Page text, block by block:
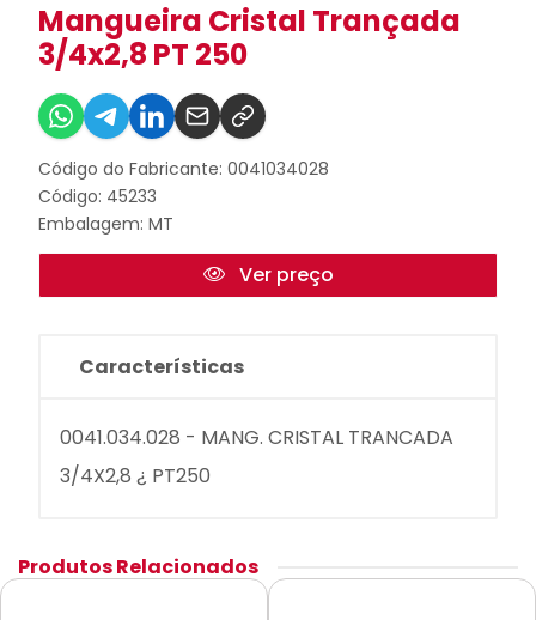
Mangueira Cristal Trançada
3/4x2,8 PT 250
Código do Fabricante: 0041034028
Código: 45233
Embalagem: MT
Ver preço
Características
0041.034.028 - MANG. CRISTAL TRANCADA
3/4X2,8 ¿ PT250
Produtos Relacionados